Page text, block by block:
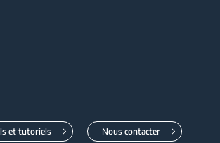
et tutoriels Nous contacter